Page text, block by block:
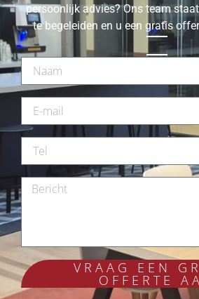
persoonlijk advies? Ons team
te begeleiden en u een gratis
VRAAG EEN
OFFERTE